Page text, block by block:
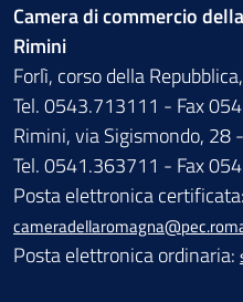
Camera di commercio
Rimini
Forlì, corso della
Tel. 0543.713111 - Fax
Rimini, via Sigismondo, 28
Tel. 0541.363711 - Fax
Posta elettronica certificata:
Posta elettronica ordinaria: